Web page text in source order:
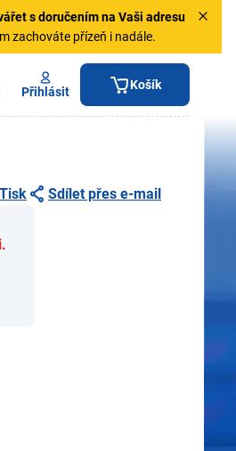
s doručením na Vaši adresu
zachováte přízeň i nadále.
Přihlásit Košík
Tisk Sdílet přes e-mail